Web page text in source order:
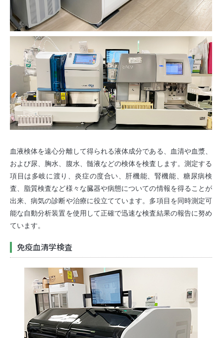
血液検体を遠心分離して得られる液体成分である、血清や血漿、
および尿、胸水、腹水、髄液などの検体を検査します。測定する
項目は多岐に渡り、炎症の度合い、肝機能、腎機能、糖尿病検
査、脂質検査など様々な臓器や病態についての情報を得ることが
出来、病気の診断や治療に役立てています。多項目を同時測定可
能な自動分析装置を使用して正確で迅速な検査結果の報告に努め
ています。
免疫血清学検査